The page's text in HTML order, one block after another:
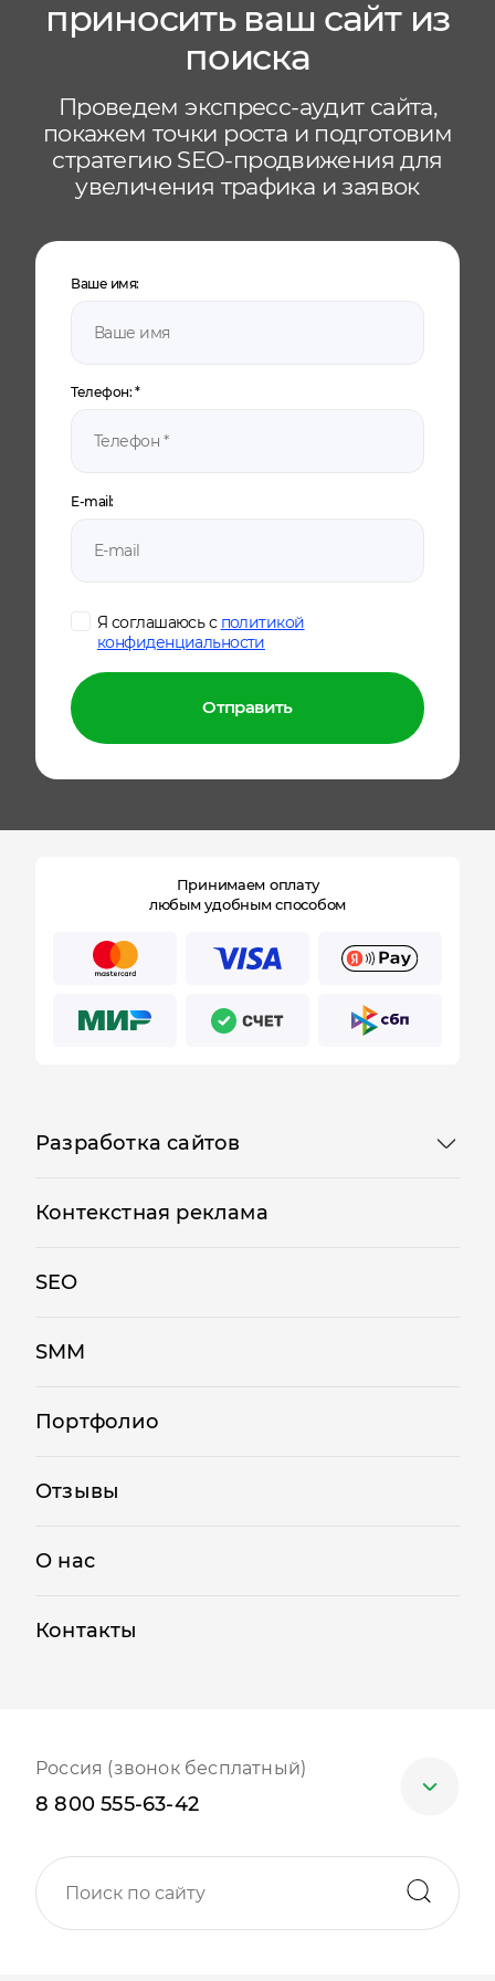
приносить ваш сайт из
поиска
Проведем экспресс-аудит сайта,
покажем точки роста и подготовим
стратегию SEO-продвижения для
увеличения трафика и заявок
Ваше имя:
Телефон: *
E-mail:
Я соглашаюсь с политикой
конфиденциальности
Отправить
Принимаем оплату
любым удобным способом
Разработка сайтов
Контекстная реклама
SEO
SMM
Портфолио
Отзывы
О нас
Контакты
Россия (звонок бесплатный)
8 800 555-63-42